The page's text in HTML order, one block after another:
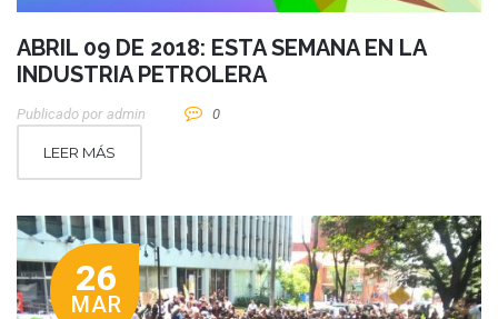
ABRIL 09 DE 2018: ESTA SEMANA EN LA
INDUSTRIA PETROLERA
Publicado por Admin 0
LEER MÁS
26
MAR